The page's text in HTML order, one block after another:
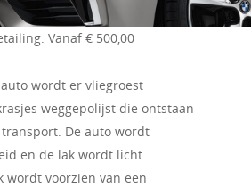
Vanaf € 500,00
wordt er vliegroest
weggepolijst die ontstaan
De auto wordt
en de lak wordt licht
wordt voorzien van een